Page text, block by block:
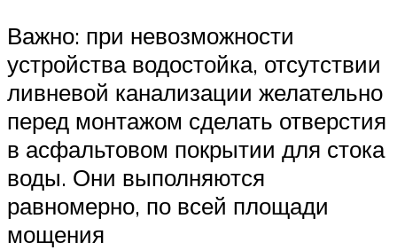
Важно: при невозможности
устройства водостойка, отсутствии
ливневой канализации желательно
перед монтажом сделать отверстия
в асфальтовом покрытии для стока
воды. Они выполняются
равномерно, по всей площади
мощения